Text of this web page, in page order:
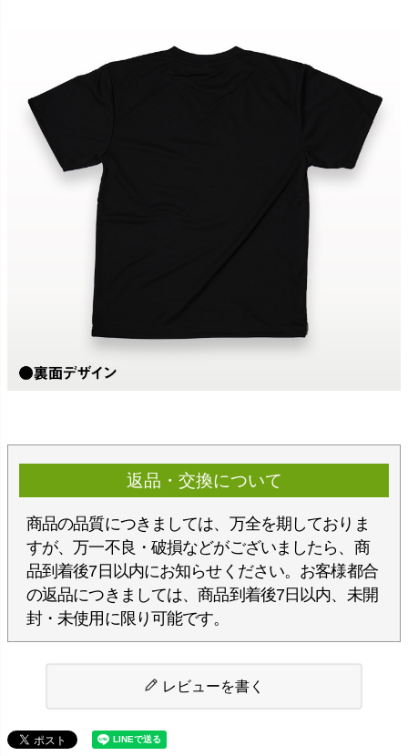
返品・交換について
商品の品質につきましては、万全を期しておりま
すが、万一不良・破損などがございましたら、商
品到着後7日以内にお知らせください。お客様都合
の返品につきましては、商品到着後7日以内、未開
封・未使用に限り可能です。
レビューを書く